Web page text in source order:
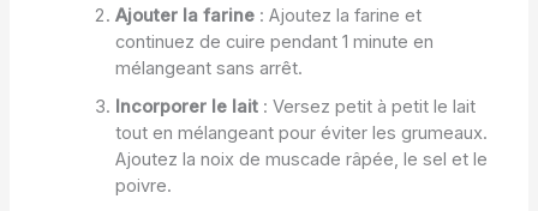
Ajouter la farine: Ajoutez la farine et
continuez de cuire pendant 1 minute en
mélangeant sans arrêt.
Incorporer le lait: Versez petit à petit le lait
tout en mélangeant pour éviter les grumeaux.
Ajoutez la noix de muscade râpée, le sel et le
poivre.